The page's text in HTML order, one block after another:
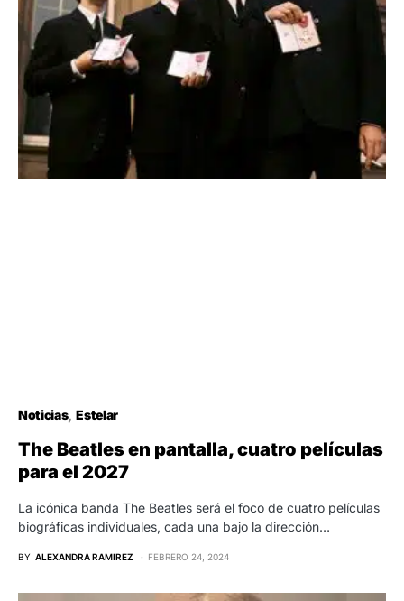
Noticias Estelar
The Beatles en pantalla, cuatro películas
para el 2027
La icónica banda The Beatles será el foco de cuatro películas
biográficas individuales, cada una bajo la dirección…
BY ALEXANDRA RAMIREZ FEBRERO 24, 2024